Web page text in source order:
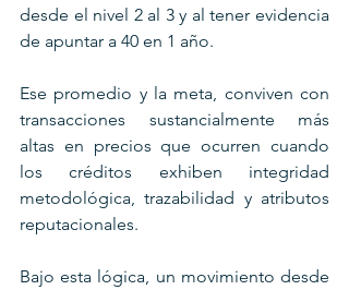
desde el nivel 2 al 3 y al tener evidencia
de apuntar a 40 en 1 año.
Ese promedio y la meta, conviven con
transacciones sustancialmente más
altas en precios que ocurren cuando
los créditos exhiben integridad
metodológica, trazabilidad y atributos
reputacionales.
Bajo esta lógica, un movimiento desde